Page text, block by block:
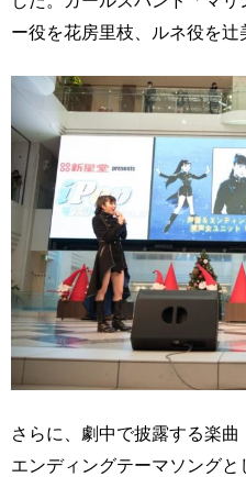
ー役を花房里枝、ルネ役を辻
さらに、劇中で披露する楽
エンディングテーマソングと